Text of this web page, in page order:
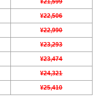
¥22,506
¥22,990
¥23,293
¥23,474
¥24,321
¥25,410